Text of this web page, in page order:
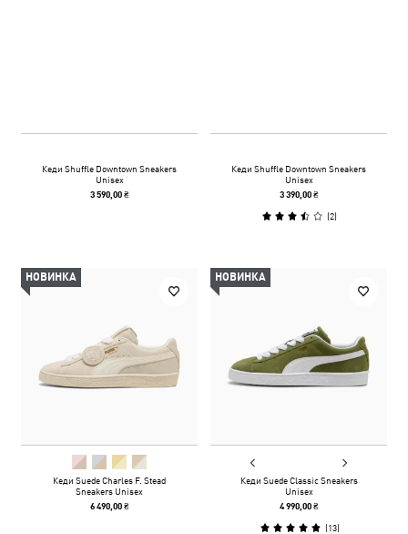
Кеди Shuffle Downtown Sneakers
Unisex
3 590,00 ₴
Кеди Shuffle Downtown Sneakers
Unisex
3 390,00 ₴
(2)
НОВИНКА
Кеди Suede Charles F. Stead
Sneakers Unisex
6 490,00 ₴
НОВИНКА
Кеди Suede Classic Sneakers
Unisex
4 990,00 ₴
(13)